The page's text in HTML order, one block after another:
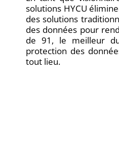
solutions HYCU
des solutions
des données pour
de 91, le meilleur
protection des
tout lieu.